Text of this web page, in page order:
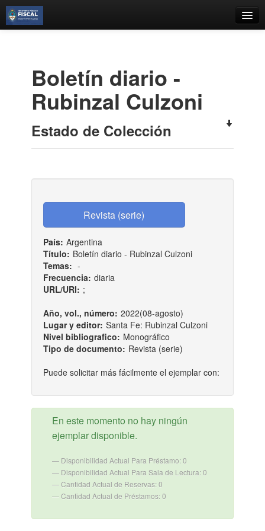
Estantes Virtuales
Contacto
Boletí­n diario -
Rubinzal Culzoni
Estado de Colección
País: Argentina
Título: Boletí­n diario - Rubinzal Culzoni
Temas: -
Frecuencia: diaria
URL/URI: ;
Año, vol., número: 2022(08-agosto)
Lugar y editor: Santa Fe: Rubinzal Culzoni
Nivel bibliografico: Monográfico
Tipo de documento: Revista (serie)
Puede solicitar más fácilmente el ejemplar con:
En este momento no hay ningún
ejemplar disponible.
Disponibilidad Actual Para Préstamo: 0
Disponibilidad Actual Para Sala de Lectura: 0
Cantidad Actual de Reservas: 0
Cantidad Actual de Préstamos: 0